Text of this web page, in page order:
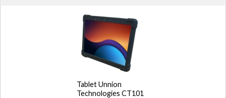
Tablet Unnion
Technologies CT101